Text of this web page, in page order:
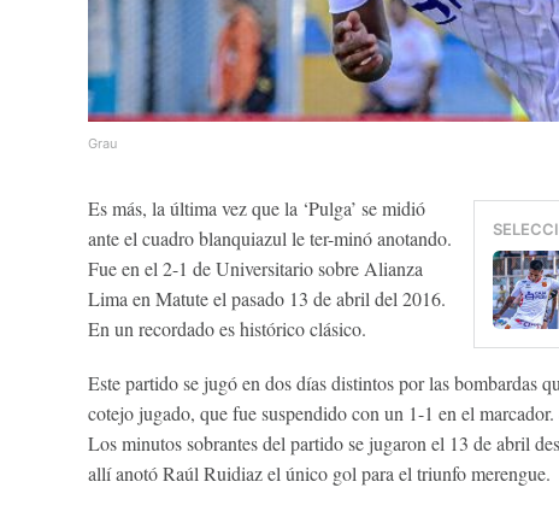
Grau
Es más, la última vez que la ‘Pulga’ se midió
ante el cuadro blanquiazul le ter-minó anotando.
Fue en el 2-1 de Universitario sobre Alianza
Lima en Matute el pasado 13 de abril del 2016.
En un recordado es histórico clásico.
Este partido se jugó en dos días distintos por las bombardas
cotejo jugado, que fue suspendido con un 1-1 en el
Los minutos sobrantes del partido se jugaron el 13 de abril
allí anotó Raúl Ruidiaz el único gol para el triunfo merengue.